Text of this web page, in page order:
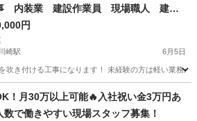
内装業 建設作業員 現場職人 建設
綿 関東
円
崎駅 6月5日
吹き付ける工事になります！ 未経験の方は軽い業務
内装職人 埼玉 越谷市
人
！月30万以上可能🔥入社祝い金3万円あ
数で働きやすい現場スタッフ募集！